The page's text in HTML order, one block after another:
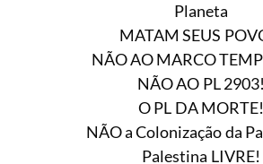
Planeta
MATAM SEUS
NÃO AO MARCO
NÃO AO PL 2903!
O PL DA MORTE!
NÃO a Colonização da
Palestina LIVRE!